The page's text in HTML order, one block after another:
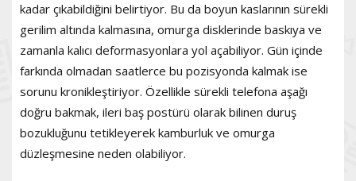
kadar çıkabildiğini belirtiyor. Bu da boyun kaslarının sürekli
gerilim altında kalmasına, omurga disklerinde baskıya ve
zamanla kalıcı deformasyonlara yol açabiliyor. Gün içinde
farkında olmadan saatlerce bu pozisyonda kalmak ise
sorunu kronikleştiriyor. Özellikle sürekli telefona aşağı
doğru bakmak, ileri baş postürü olarak bilinen duruş
bozukluğunu tetikleyerek kamburluk ve omurga
düzleşmesine neden olabiliyor.